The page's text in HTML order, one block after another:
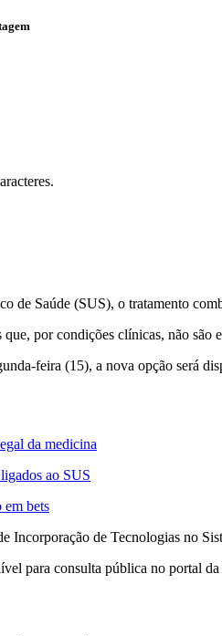
de Saúde (SUS), o tratamento
por condições clínicas, não
feira (15), a nova opção será
da medicina
ao SUS
em bets
Incorporação de Tecnologias no
para consulta pública no portal